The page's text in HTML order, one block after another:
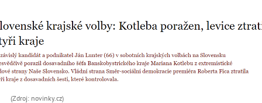
(Zdroj: novinky.cz)